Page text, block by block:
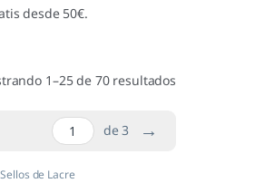
desde 50€.
1–25 de 70 resultados
de 3 →
Sellos de Lacre